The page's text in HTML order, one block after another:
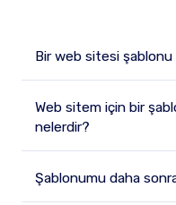
Bir web sitesi şablonu
Web sitem için bir
nelerdir?
Şablonumu daha